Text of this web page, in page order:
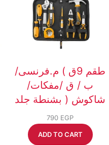
طقم 9ق ) م.فرنسى/
ب / ق /مفكات/
شاكوش ( بشنطة جلد
790 EGP
ADD TO CART